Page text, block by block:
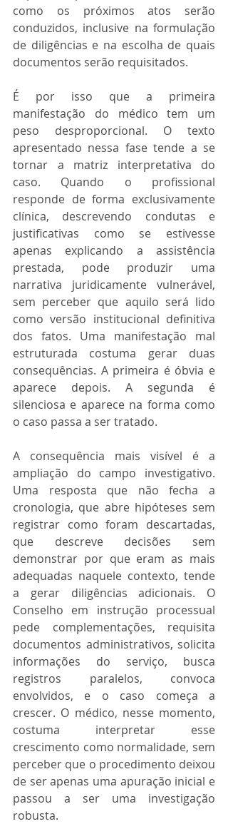
como os próximos atos serão
conduzidos, inclusive na formulação
de diligências e na escolha de quais
documentos serão requisitados.
É por isso que a primeira
manifestação do médico tem um
peso desproporcional. O texto
apresentado nessa fase tende a se
tornar a matriz interpretativa do
caso. Quando o profissional
responde de forma exclusivamente
clínica, descrevendo condutas e
justificativas como se estivesse
apenas explicando a assistência
prestada, pode produzir uma
narrativa juridicamente vulnerável,
sem perceber que aquilo será lido
como versão institucional definitiva
dos fatos. Uma manifestação mal
estruturada costuma gerar duas
consequências. A primeira é óbvia e
aparece depois. A segunda é
silenciosa e aparece na forma como
o caso passa a ser tratado.
A consequência mais visível é a
ampliação do campo investigativo.
Uma resposta que não fecha a
cronologia, que abre hipóteses sem
registrar como foram descartadas,
que descreve decisões sem
demonstrar por que eram as mais
adequadas naquele contexto, tende
a gerar diligências adicionais. O
Conselho em instrução processual
pede complementações, requisita
documentos administrativos, solicita
informações do serviço, busca
registros paralelos, convoca
envolvidos, e o caso começa a
crescer. O médico, nesse momento,
costuma interpretar esse
crescimento como normalidade, sem
perceber que o procedimento deixou
de ser apenas uma apuração inicial e
passou a ser uma investigação
robusta.